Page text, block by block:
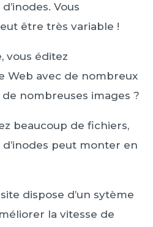
Vous
être très variable !
vous éditez
Web avec de nombreux
nombreuses images ?
beaucoup de fichiers,
peut monter en
dispose d’un sytème
la vitesse de